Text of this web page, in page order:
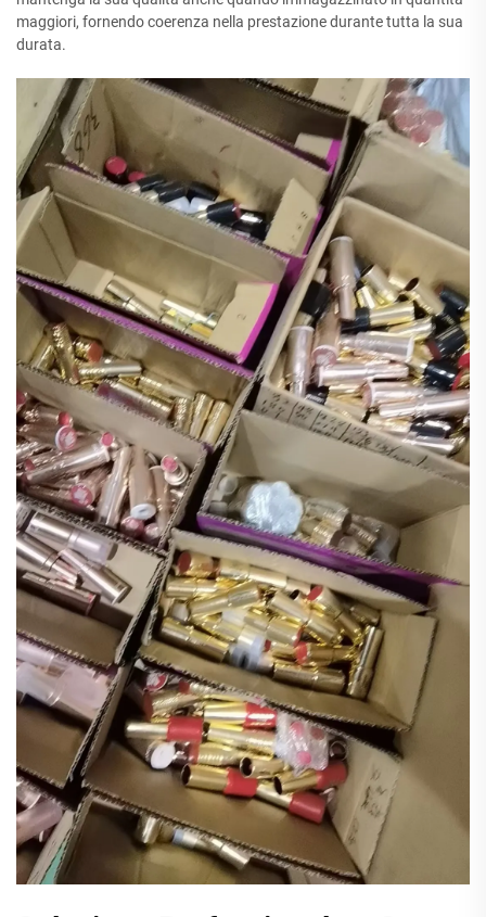
maggiori, fornendo coerenza nella prestazione durante tutta la sua
durata.